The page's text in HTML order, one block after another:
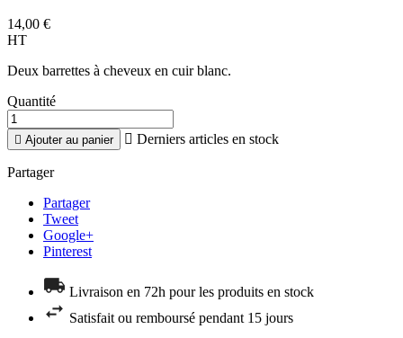
14,00 €
HT
Deux barrettes à cheveux en cuir blanc.
Quantité
 Ajouter au panier  Derniers articles en stock
Partager
Partager
Tweet
Google+
Pinterest
Livraison en 72h pour les produits en stock
Satisfait ou remboursé pendant 15 jours